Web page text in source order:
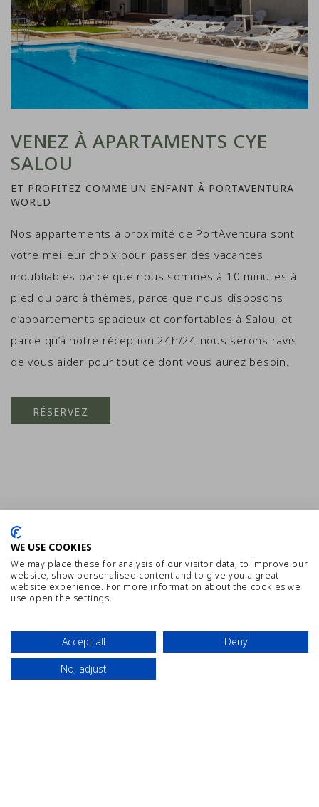
VENEZ À APARTAMENTS CYE
SALOU
ET PROFITEZ COMME UN ENFANT À PORTAVENTURA
WORLD
Nos appartements à proximité de PortAventura sont
votre meilleur choix pour passer des vacances
inoubliables parce que nous sommes à 10 minutes à
pied du parc à thèmes, parce que nous disposons
d’appartements spacieux et confortables à Salou, et
parce qu’à notre réception 24h/24 nous serons ravis
de vous aider pour tout ce dont vous aurez besoin.
RÉSERVEZ
PLAN DU SITE EMPLOI
MENTIONS LÉGALES
WE USE COOKIES
We may place these for analysis of our visitor data, to improve our
website, show personalised content and to give you a great
website experience. For more information about the cookies we
use open the settings.
Accept all
Deny
No, adjust